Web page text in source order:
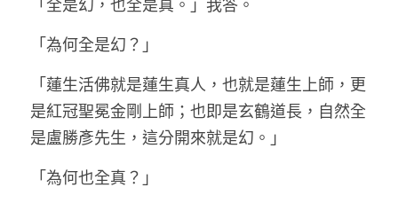
「全是幻，也全是真。」我答。
「為何全是幻？」
「蓮生活佛就是蓮生真人，也就是蓮生上師，更
是紅冠聖冕金剛上師；也即是玄鶴道長，自然全
是盧勝彥先生，這分開來就是幻。」
「為何也全真？」